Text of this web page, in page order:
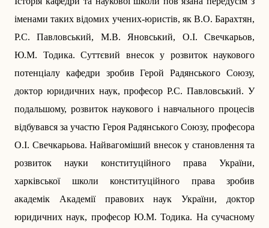
іменами таких відомих учених-юристів, як В.О. Барахтян,
Р.С. Павловський, М.В. Яновський, О.І. Свечкарьов,
Ю.М. Тодика. Суттєвий внесок у розвиток наукового
потенціалу кафедри зробив Герой Радянського Союзу,
доктор юридичних наук, професор Р.С. Павловський. У
подальшому, розвиток наукового і навчального процесів
відбувався за участю Героя Радянського Союзу, професора
О.І. Свечкарьова. Найвагоміший внесок у становлення та
розвиток науки конституційного права України,
харківської школи конституційного права зробив
академік Академії правових наук України, доктор
юридичних наук, професор Ю.М. Тодика. На сучасному